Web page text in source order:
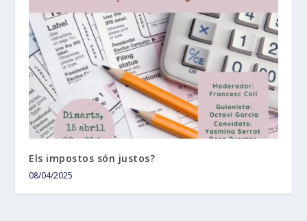
Els impostos són justos?
08/04/2025